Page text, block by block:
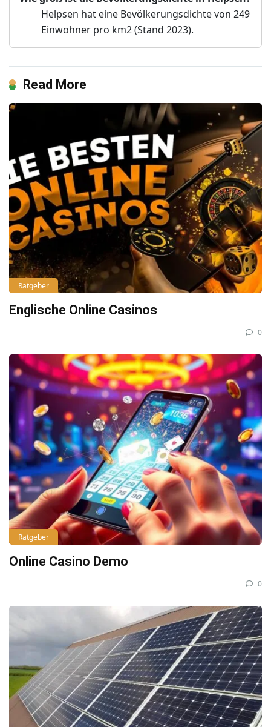
Helpsen hat eine Bevölkerungsdichte von 249
Einwohner pro km2 (Stand 2023).
Read More
Ratgeber
Englische Online Casinos
0
Ratgeber
Online Casino Demo
0